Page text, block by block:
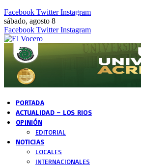
Facebook Twitter Instagram
sábado, agosto 8
Facebook Twitter Instagram
PORTADA
ACTUALIDAD – LOS RIOS
OPINIÓN
EDITORIAL
NOTICIAS
LOCALES
INTERNACIONALES